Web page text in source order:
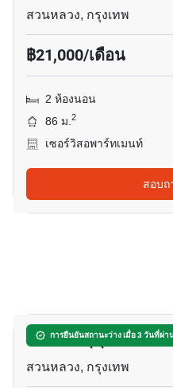
สวนหลวง, กรุงเทพ
฿21,000/เดือน
2 ห้องนอน
86 ม.2
เซอร์วิสอพาร์ทเมนท์
สอบ
การยืนยันสถานะว่าง เมื่อ 3 วันที่ผ่า
เดอะทรี สุขุมวิท 71 เ
สวนหลวง, กรุงเทพ